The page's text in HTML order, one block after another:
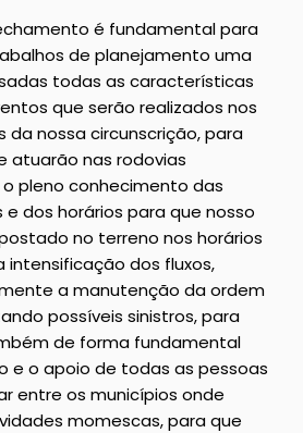
é fundamental para
de planejamento uma
todas as características
que serão realizados nos
da nossa circunscrição, para
atuarão nas rodovias
pleno conhecimento das
dos horários para que nosso
no terreno nos horários
intensificação dos fluxos,
a manutenção da ordem
possíveis sinistros, para
de forma fundamental
e o apoio de todas as pessoas
entre os municípios onde
momescas, para que